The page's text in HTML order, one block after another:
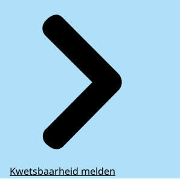
Kwetsbaarheid melden